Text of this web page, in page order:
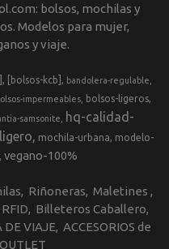
bolsos, mochilas y
Modelos para mujer,
y viaje.
[bolsos-kcb] bandolera-regulable
impermeables bolsos-ligeros
samsonite
hq-calidad-
ligero mochila-urbana
modelo-
vegano-100%
Riñoneras Maletines
Billeteros Caballero
DE VIAJE ACCESORIOS de